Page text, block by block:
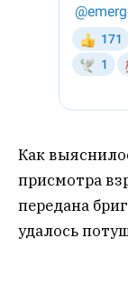
Как
присмотра
передана
удалось